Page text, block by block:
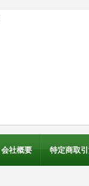
会社概要 特定商取